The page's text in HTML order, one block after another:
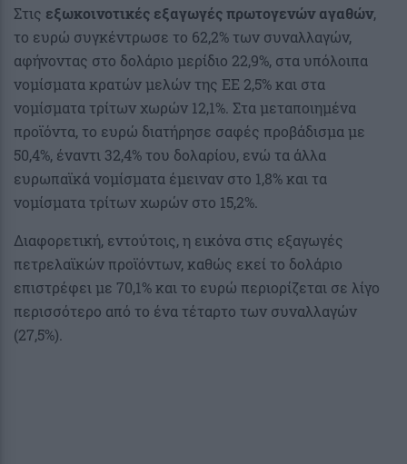
Στις εξωκοινοτικές εξαγωγές πρωτογενών αγαθών,
το ευρώ συγκέντρωσε το 62,2% των συναλλαγών,
αφήνοντας στο δολάριο μερίδιο 22,9%, στα υπόλοιπα
νομίσματα κρατών μελών της ΕΕ 2,5% και στα
νομίσματα τρίτων χωρών 12,1%. Στα μεταποιημένα
προϊόντα, το ευρώ διατήρησε σαφές προβάδισμα με
50,4%, έναντι 32,4% του δολαρίου, ενώ τα άλλα
ευρωπαϊκά νομίσματα έμειναν στο 1,8% και τα
νομίσματα τρίτων χωρών στο 15,2%.
Διαφορετική, εντούτοις, η εικόνα στις εξαγωγές
πετρελαϊκών προϊόντων, καθώς εκεί το δολάριο
επιστρέφει με 70,1% και το ευρώ περιορίζεται σε λίγο
περισσότερο από το ένα τέταρτο των συναλλαγών
(27,5%).